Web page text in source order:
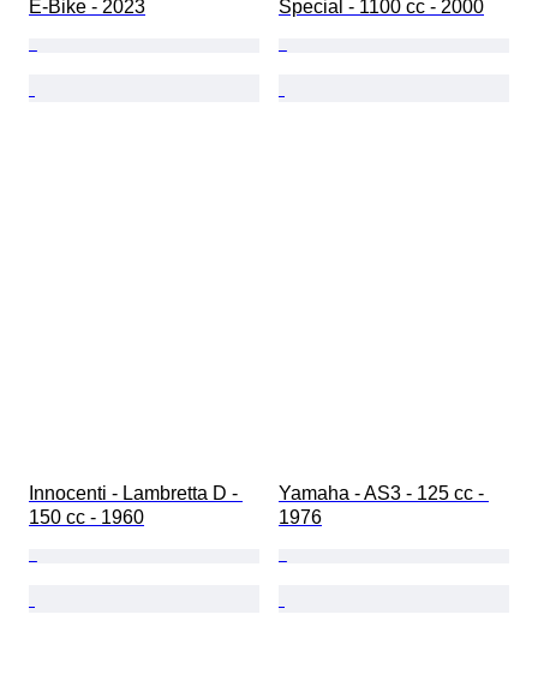
E-Bike - 2023
Special - 1100 cc - 2000
Innocenti - Lambretta D -
150 cc - 1960
Yamaha - AS3 - 125 cc -
1976